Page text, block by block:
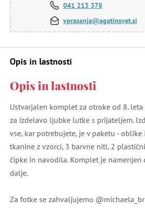
041 213 378
vprasanja@agatinsvet.si
Opis in lastnosti
Opis in lastnosti
Ustvarjalen komplet za otroke od 8. leta
za izdelavo ljubke lutke s prijateljem.
vse, kar potrebujete, je v paketu -
tkanine z vzorci, 3 barvne niti, 2
čipke in navodila. Komplet je
dalje.
Za fotke se zahvaljujemo